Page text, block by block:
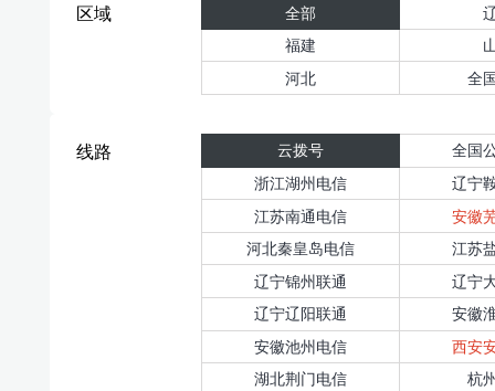
区域 全部
福建
河北
全
线路 云拨号
全国
浙江湖州电信
辽宁
江苏南通电信
安徽
河北秦皇岛电信
江苏
辽宁锦州联通
辽宁
辽宁辽阳联通
安徽
安徽池州电信
西安
湖北荆门电信
杭